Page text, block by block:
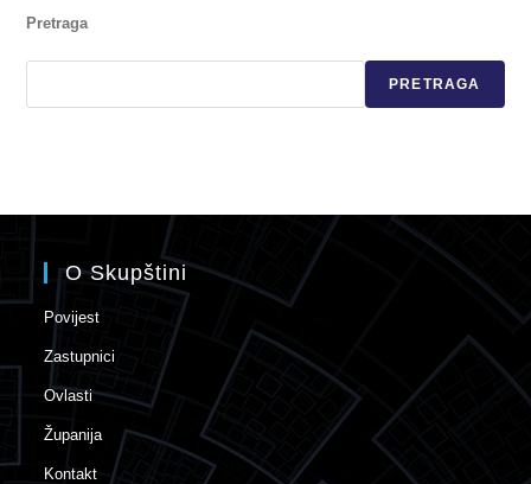
Pretraga
PRETRAGA
O Skupštini
Povijest
Zastupnici
Ovlasti
Županija
Kontakt